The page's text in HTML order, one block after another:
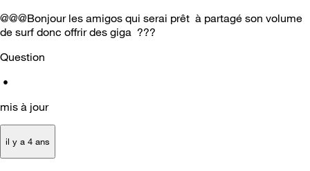
@@@Bonjour les amigos qui serai prêt à partagé son volume
de surf donc offrir des giga ???
Question
•
mis à jour
il y a 4 ans